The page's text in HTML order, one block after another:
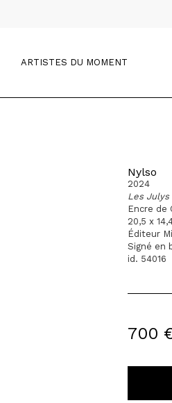
ARTISTES DU MOMENT
Nylso
2024
Les Julys
Encre de
20,5 x
Éditeur
Signé en
id. 54016
700